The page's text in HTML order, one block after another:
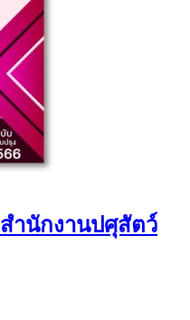
ำนักงานปศุสัตว์